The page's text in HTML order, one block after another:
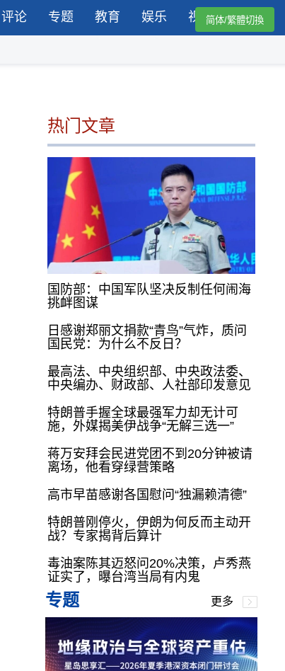
评论 专题 教育 娱乐 视频简体/繁體切換
热门文章
国防部：中国军队坚决反制任何闹海
挑衅图谋
日感谢郑丽文捐款“青鸟”气炸，质问
国民党：为什么不反日？
最高法、中央组织部、中央政法委、
中央编办、财政部、人社部印发意见
特朗普手握全球最强军力却无计可
施，外媒揭美伊战争“无解三选一”
蒋万安拜会民进党团不到20分钟被请
离场，他看穿绿营策略
高市早苗感谢各国慰问“独漏赖清德”
特朗普刚停火，伊朗为何反而主动开
战？专家揭背后算计
毒油案陈其迈怒问20%决策，卢秀燕
证实了，曝台湾当局有内鬼
专题 更多